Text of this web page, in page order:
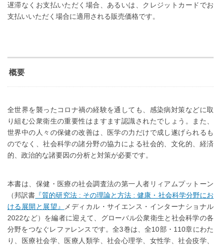
遅滞なくお支払いただく場合、あるいは、クレジットカードでお
支払いいただく場合に適用される販売価格です。
概要
全世界を襲ったコロナ禍の経験を通しても、感染病対策などに取
り組む公衆衛生の重要性はますます認識されたでしょう。また、
世界中の人々の保健の改善は、医学の力だけで成し遂げられるも
のでなく、社会科学の諸分野の協力による社会的、文化的、経済
的、政治的な諸要因の分析と対策が必要です。
本書は、保健・医療の社会調査法の第一人者リィアムプットーン
（邦訳書 『質的研究法 : その理論と方法 : 健康・社会科学分野にお
ける展開と展望』
メディカル・サイエンス・インターナショナル
2022など）を編者に迎えて、グローバル公衆衛生と社会科学の各
分野をつなぐレファレンスです。全3巻は、全10部・110章にわた
り、医療社会学、医療人類学、社会心理学、女性学、社会疫学、